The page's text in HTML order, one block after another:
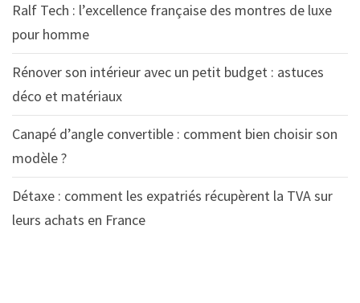
Ralf Tech : l’excellence française des montres de luxe
pour homme
Rénover son intérieur avec un petit budget : astuces
déco et matériaux
Canapé d’angle convertible : comment bien choisir son
modèle ?
Détaxe : comment les expatriés récupèrent la TVA sur
leurs achats en France